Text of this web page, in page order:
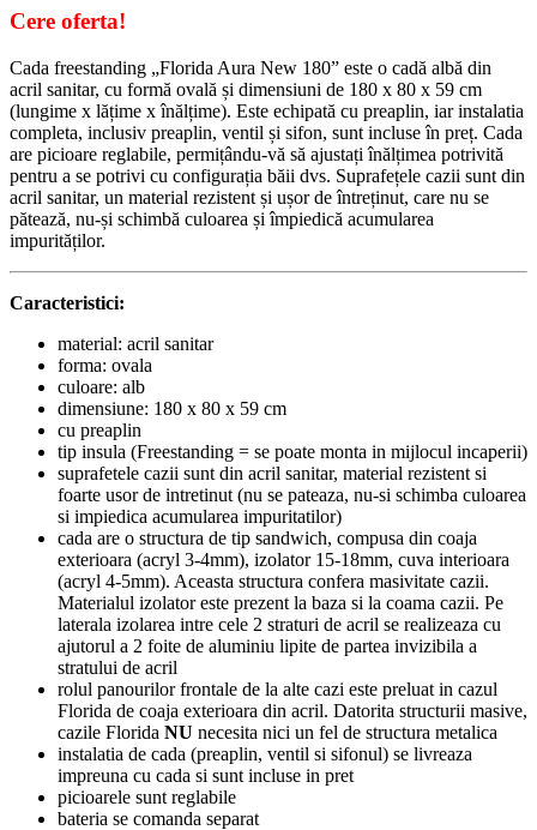
Cere oferta!
Cada freestanding „Florida Aura New 180” este o cadă albă din
acril sanitar, cu formă ovală și dimensiuni de 180 x 80 x 59 cm
(lungime x lățime x înălțime). Este echipată cu preaplin, iar instalatia
completa, inclusiv preaplin, ventil și sifon, sunt incluse în preț. Cada
are picioare reglabile, permițându-vă să ajustați înălțimea potrivită
pentru a se potrivi cu configurația băii dvs. Suprafețele cazii sunt din
acril sanitar, un material rezistent și ușor de întreținut, care nu se
pătează, nu-și schimbă culoarea și împiedică acumularea
impurităților.
Caracteristici:
material: acril sanitar
forma: ovala
culoare: alb
dimensiune: 180 x 80 x 59 cm
cu preaplin
tip insula (Freestanding = se poate monta in mijlocul incaperii)
suprafetele cazii sunt din acril sanitar, material rezistent si
foarte usor de intretinut (nu se pateaza, nu-si schimba culoarea
si impiedica acumularea impuritatilor)
cada are o structura de tip sandwich, compusa din coaja
exterioara (acryl 3-4mm), izolator 15-18mm, cuva interioara
(acryl 4-5mm). Aceasta structura confera masivitate cazii.
Materialul izolator este prezent la baza si la coama cazii. Pe
laterala izolarea intre cele 2 straturi de acril se realizeaza cu
ajutorul a 2 foite de aluminiu lipite de partea invizibila a
stratului de acril
rolul panourilor frontale de la alte cazi este preluat in cazul
Florida de coaja exterioara din acril. Datorita structurii masive,
cazile Florida NU necesita nici un fel de structura metalica
instalatia de cada (preaplin, ventil si sifonul) se livreaza
impreuna cu cada si sunt incluse in pret
picioarele sunt reglabile
bateria se comanda separat